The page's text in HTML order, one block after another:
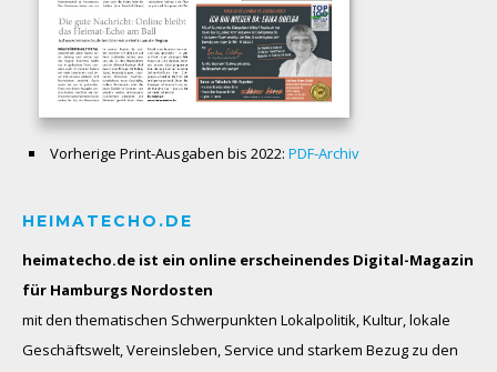
Vorherige Print-Ausgaben bis 2022: PDF-Archiv
HEIMATECHO.DE
heimatecho.de ist ein online erscheinendes Digital-Magazin
für Hamburgs Nordosten
mit den thematischen Schwerpunkten Lokalpolitik, Kultur, lokale
Geschäftswelt, Vereinsleben, Service und starkem Bezug zu den